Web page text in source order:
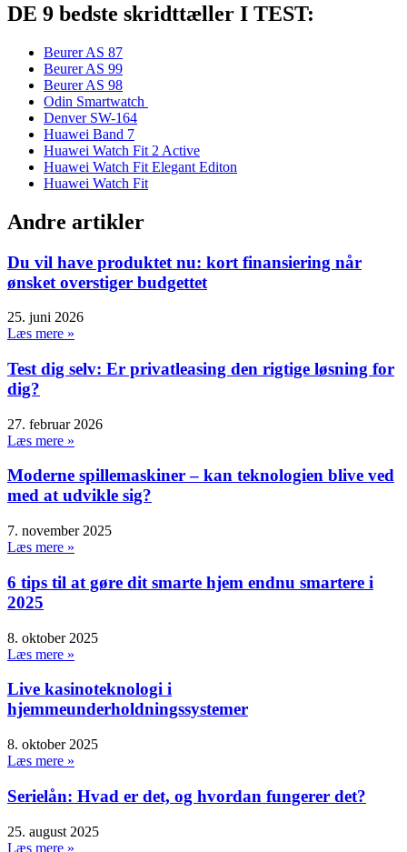
DE 9 bedste skridttæller I TEST:
Beurer AS 87
Beurer AS 99
Beurer AS 98
Odin Smartwatch
Denver SW-164
Huawei Band 7
Huawei Watch Fit 2 Active
Huawei Watch Fit Elegant Editon
Huawei Watch Fit
Andre artikler
Du vil have produktet nu: kort finansiering når
ønsket overstiger budgettet
25. juni 2026
Læs mere »
Test dig selv: Er privatleasing den rigtige løsning for
dig?
27. februar 2026
Læs mere »
Moderne spillemaskiner – kan teknologien blive ved
med at udvikle sig?
7. november 2025
Læs mere »
6 tips til at gøre dit smarte hjem endnu smartere i
2025
8. oktober 2025
Læs mere »
Live kasinoteknologi i
hjemmeunderholdningssystemer
8. oktober 2025
Læs mere »
Serielån: Hvad er det, og hvordan fungerer det?
25. august 2025
Læs mere »